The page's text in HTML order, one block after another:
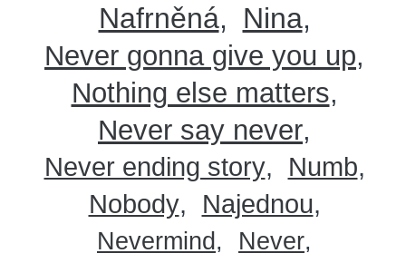
Nafrněná
Nina
Never gonna give you up
Nothing else matters
Never say never
Never ending story
Numb
Nobody
Najednou
Nevermind
Never